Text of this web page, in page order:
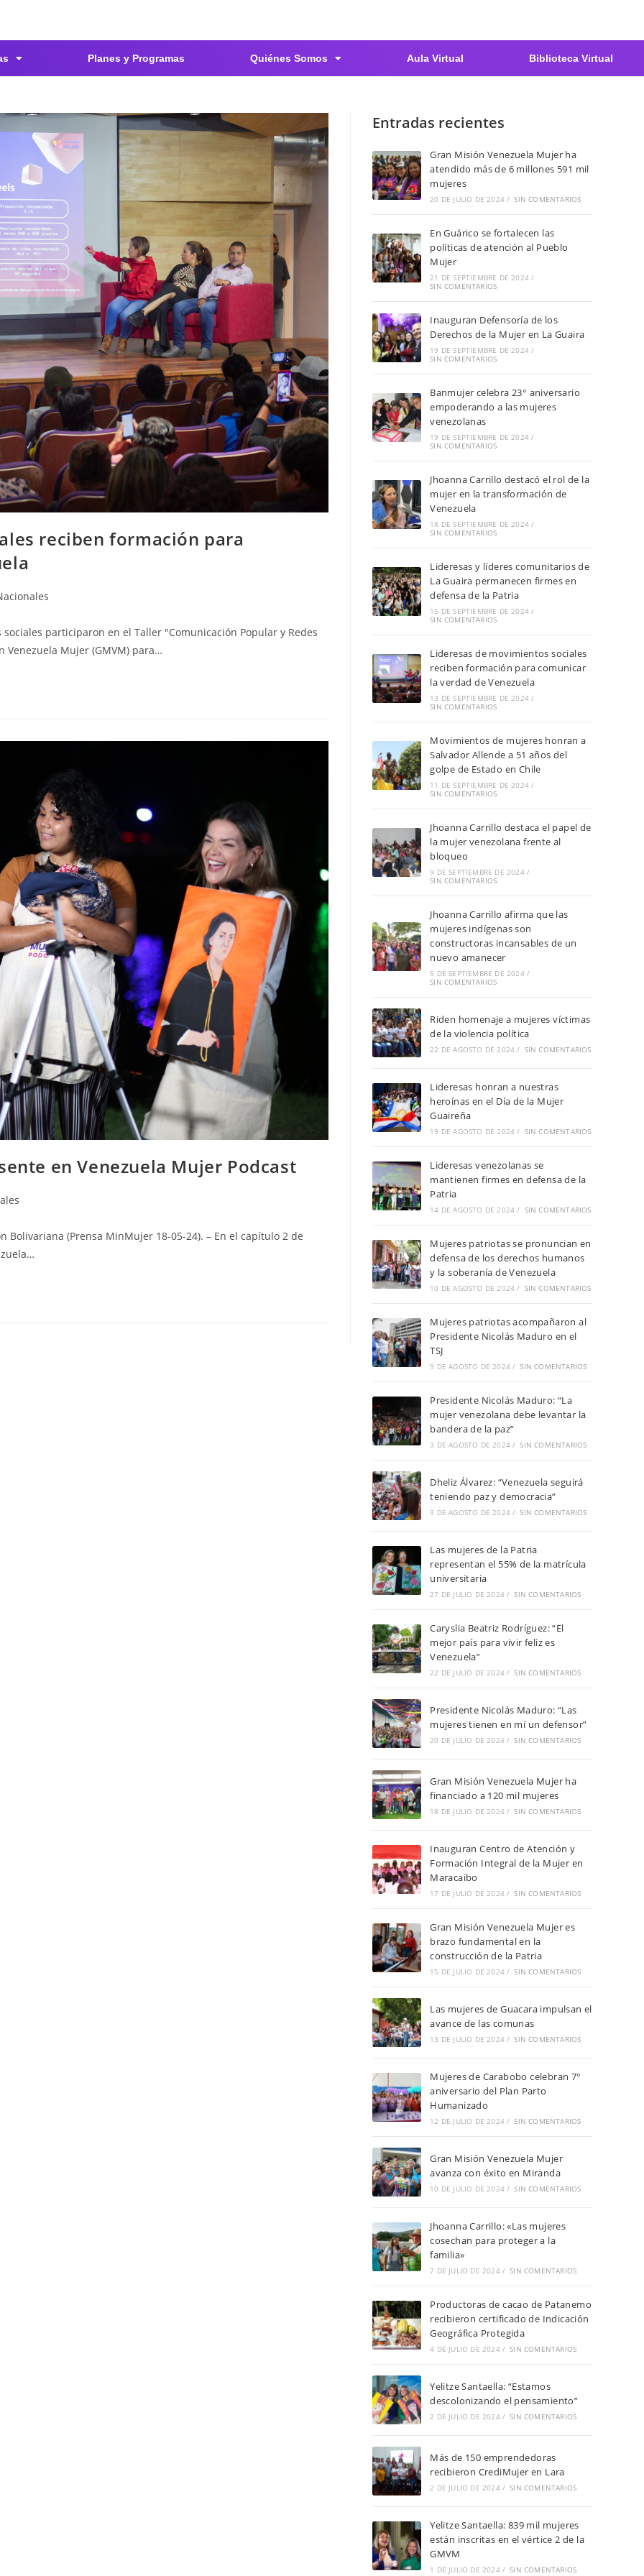
Planes y Programas Quiénes Somos Aula Virtual Biblioteca Virtual
reciben formación para
participaron en el Taller "Comunicación Popular y Redes
Venezuela Mujer (GMVM) para…
en Venezuela Mujer Podcast
Bolivariana (Prensa MinMujer 18-05-24). – En el capítulo 2 de
Entradas recientes
Gran Misión Venezuela Mujer ha
atendido más de 6 millones 591 mil
mujeres
20 DE JULIO DE 2024 / SIN COMENTARIOS
En Guárico se fortalecen las
políticas de atención al Pueblo
Mujer
21 DE SEPTIEMBRE DE 2024 /
SIN COMENTARIOS
Inauguran Defensoría de los
Derechos de la Mujer en La Guaira
19 DE SEPTIEMBRE DE 2024 /
SIN COMENTARIOS
Banmujer celebra 23° aniversario
empoderando a las mujeres
venezolanas
19 DE SEPTIEMBRE DE 2024 /
SIN COMENTARIOS
Jhoanna Carrillo destacó el rol de la
mujer en la transformación de
Venezuela
18 DE SEPTIEMBRE DE 2024 /
SIN COMENTARIOS
Lideresas y líderes comunitarios de
La Guaira permanecen firmes en
defensa de la Patria
15 DE SEPTIEMBRE DE 2024 /
SIN COMENTARIOS
Lideresas de movimientos sociales
reciben formación para comunicar
la verdad de Venezuela
13 DE SEPTIEMBRE DE 2024 /
SIN COMENTARIOS
Movimientos de mujeres honran a
Salvador Allende a 51 años del
golpe de Estado en Chile
11 DE SEPTIEMBRE DE 2024 /
SIN COMENTARIOS
Jhoanna Carrillo destaca el papel de
la mujer venezolana frente al
bloqueo
9 DE SEPTIEMBRE DE 2024 /
SIN COMENTARIOS
Jhoanna Carrillo afirma que las
mujeres indígenas son
constructoras incansables de un
nuevo amanecer
5 DE SEPTIEMBRE DE 2024 /
SIN COMENTARIOS
Riden homenaje a mujeres víctimas
de la violencia política
22 DE AGOSTO DE 2024 / SIN COMENTARIOS
Lideresas honran a nuestras
heroínas en el Día de la Mujer
Guaireña
19 DE AGOSTO DE 2024 / SIN COMENTARIOS
Lideresas venezolanas se
mantienen firmes en defensa de la
Patria
14 DE AGOSTO DE 2024 / SIN COMENTARIOS
Mujeres patriotas se pronuncian en
defensa de los derechos humanos
y la soberanía de Venezuela
10 DE AGOSTO DE 2024 / SIN COMENTARIOS
Mujeres patriotas acompañaron al
Presidente Nicolás Maduro en el
TSJ
9 DE AGOSTO DE 2024 / SIN COMENTARIOS
Presidente Nicolás Maduro: “La
mujer venezolana debe levantar la
bandera de la paz”
3 DE AGOSTO DE 2024 / SIN COMENTARIOS
Dheliz Álvarez: “Venezuela seguirá
teniendo paz y democracia”
3 DE AGOSTO DE 2024 / SIN COMENTARIOS
Las mujeres de la Patria
representan el 55% de la matrícula
universitaria
27 DE JULIO DE 2024 / SIN COMENTARIOS
Caryslia Beatriz Rodríguez: “El
mejor país para vivir feliz es
Venezuela”
22 DE JULIO DE 2024 / SIN COMENTARIOS
Presidente Nicolás Maduro: “Las
mujeres tienen en mí un defensor”
20 DE JULIO DE 2024 / SIN COMENTARIOS
Gran Misión Venezuela Mujer ha
financiado a 120 mil mujeres
18 DE JULIO DE 2024 / SIN COMENTARIOS
Inauguran Centro de Atención y
Formación Integral de la Mujer en
Maracaibo
17 DE JULIO DE 2024 / SIN COMENTARIOS
Gran Misión Venezuela Mujer es
brazo fundamental en la
construcción de la Patria
15 DE JULIO DE 2024 / SIN COMENTARIOS
Las mujeres de Guacara impulsan el
avance de las comunas
13 DE JULIO DE 2024 / SIN COMENTARIOS
Mujeres de Carabobo celebran 7°
aniversario del Plan Parto
Humanizado
12 DE JULIO DE 2024 / SIN COMENTARIOS
Gran Misión Venezuela Mujer
avanza con éxito en Miranda
10 DE JULIO DE 2024 / SIN COMENTARIOS
Jhoanna Carrillo: «Las mujeres
cosechan para proteger a la
familia»
7 DE JULIO DE 2024 / SIN COMENTARIOS
Productoras de cacao de Patanemo
recibieron certificado de Indicación
Geográfica Protegida
4 DE JULIO DE 2024 / SIN COMENTARIOS
Yelitze Santaella: “Estamos
descolonizando el pensamiento”
2 DE JULIO DE 2024 / SIN COMENTARIOS
Más de 150 emprendedoras
recibieron CrediMujer en Lara
2 DE JULIO DE 2024 / SIN COMENTARIOS
Yelitze Santaella: 839 mil mujeres
están inscritas en el vértice 2 de la
GMVM
1 DE JULIO DE 2024 / SIN COMENTARIOS